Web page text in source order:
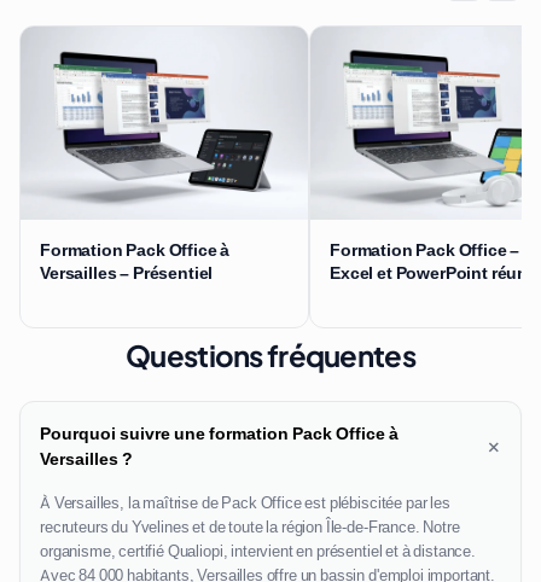
Formation Pack Office à
Versailles – Présentiel
Formation Pack Office –
Excel et PowerPoint réunis
Questions fréquentes
Pourquoi suivre une formation Pack Office à
Versailles ?
+
À Versailles, la maîtrise de Pack Office est plébiscitée par les
recruteurs du Yvelines et de toute la région Île-de-France. Notre
organisme, certifié Qualiopi, intervient en présentiel et à distance.
Avec 84 000 habitants, Versailles offre un bassin d'emploi important.